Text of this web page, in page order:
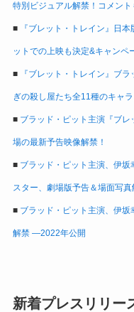
特別ビジュアル解禁！コメン
■ 『ブレット・トレイン』日
ットでの上映も決定&キャンペ
■ 『ブレット・トレイン』ブ
ぎの殺し屋たち全11種のキャ
■ ブラッド・ピット主演『ブ
場の最新予告映像解禁！
■ ブラッド・ピット主演、伊
スター、劇場版予告＆場面写
■ ブラッド・ピット主演、伊
解禁 ―2022年公開
新着プレスリリー